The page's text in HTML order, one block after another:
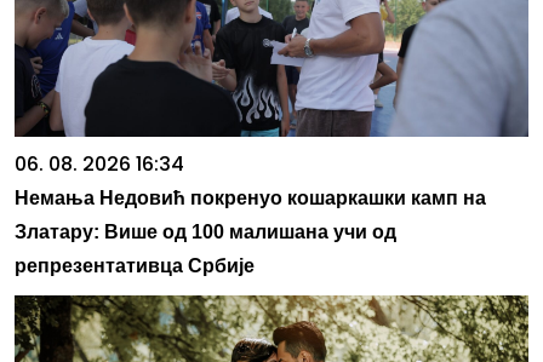
06. 08. 2026 16:34
Немања Недовић покренуо кошаркашки камп на
Златару: Више од 100 малишана учи од
репрезентативца Србије